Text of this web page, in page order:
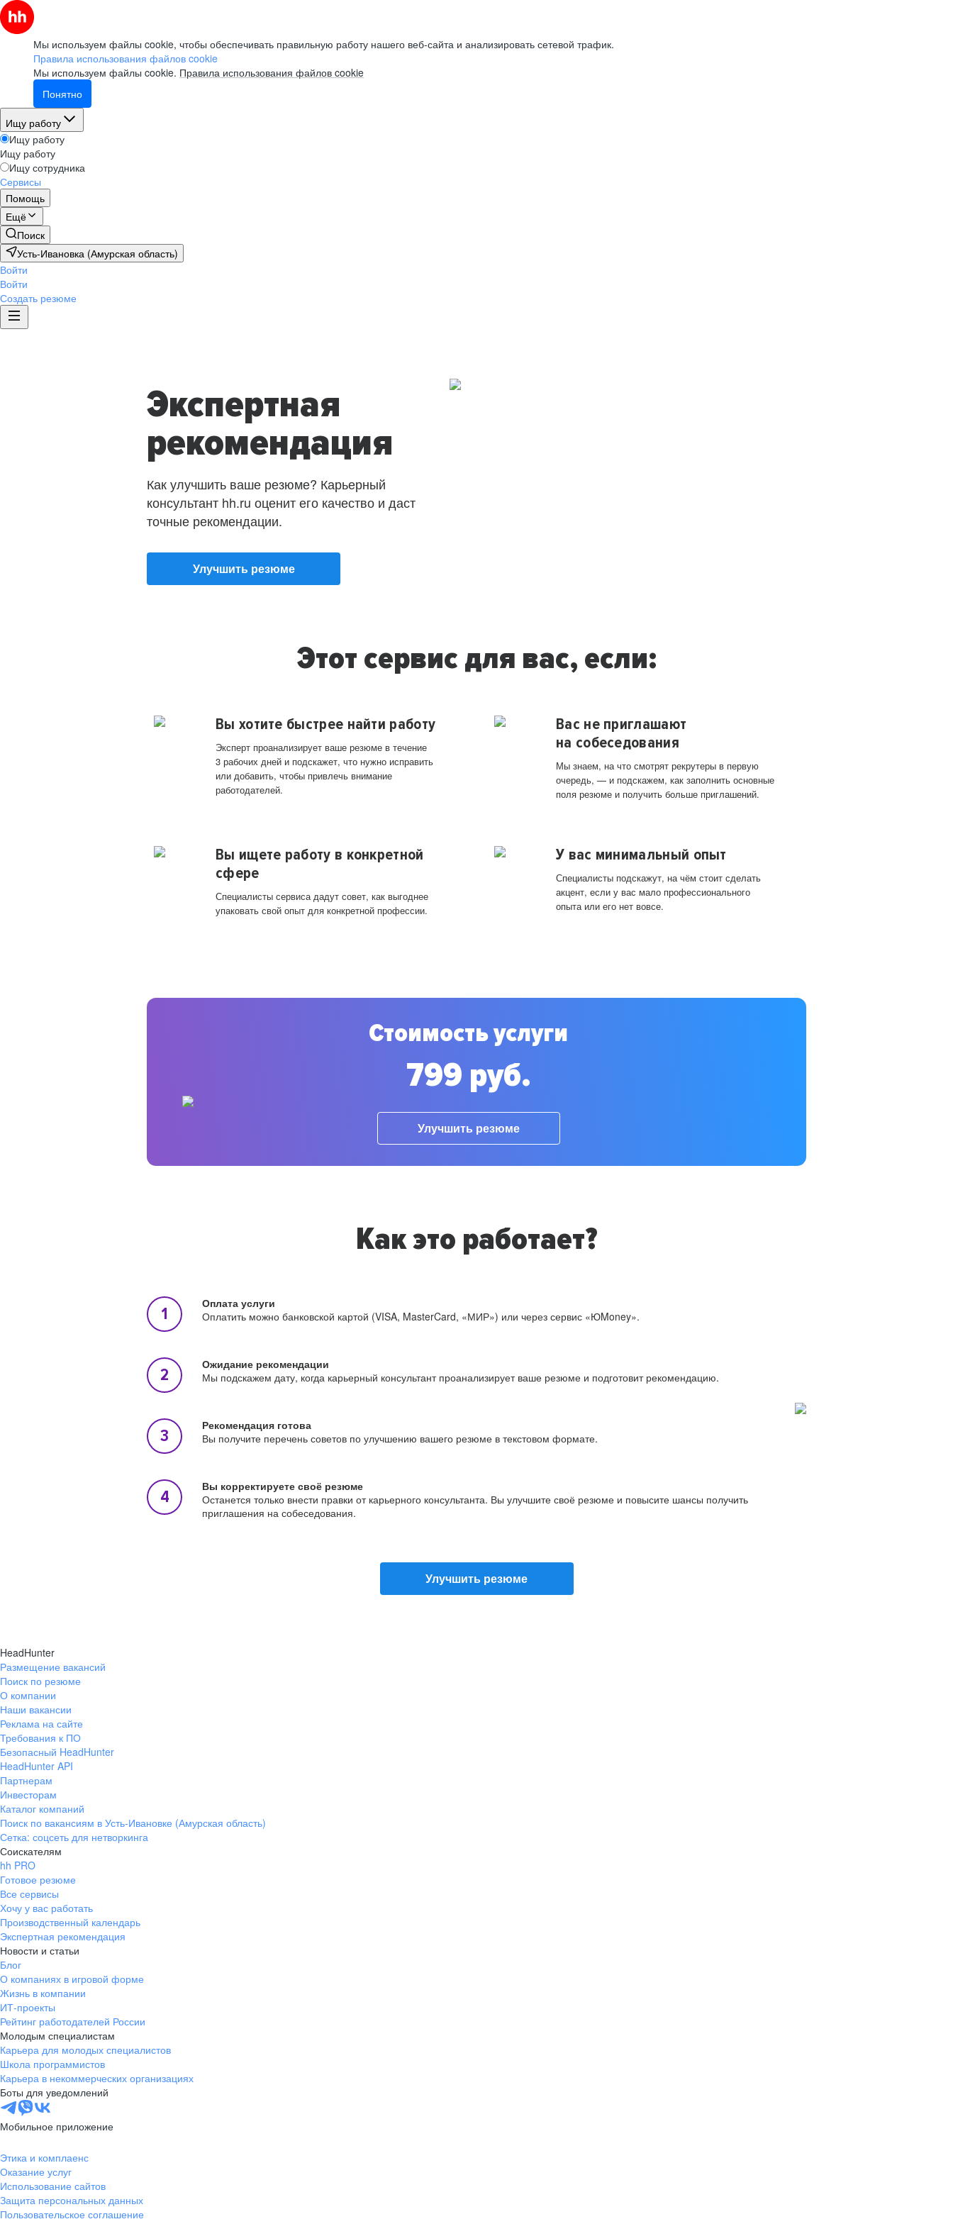
Мы используем файлы cookie, чтобы обеспечивать правильную работу нашего веб-сайта и анализировать сетевой трафик.
Правила использования файлов cookie
Мы используем файлы cookie. Правила использования файлов cookie
Понятно
Ищу работу
Ищу работу
Ищу работу
Ищу сотрудника
Сервисы
Помощь
Ещё
Поиск
Усть-Ивановка (Амурская область)
Войти
Войти
Создать резюме
Экспертная
рекомендация
Как улучшить ваше резюме? Карьерный
консультант hh.ru оценит его качество и даст
точные рекомендации.
Улучшить резюме
Этот сервис для вас, если:
Вы хотите быстрее найти работу
Эксперт проанализирует ваше резюме в течение
3 рабочих дней и подскажет, что нужно исправить
или добавить, чтобы привлечь внимание
работодателей.
Вас не приглашают
на собеседования
Мы знаем, на что смотрят рекрутеры в первую
очередь, — и подскажем, как заполнить основные
поля резюме и получить больше приглашений.
Вы ищете работу в конкретной
сфере
Специалисты сервиса дадут совет, как выгоднее
упаковать свой опыт для конкретной профессии.
У вас минимальный опыт
Специалисты подскажут, на чём стоит сделать
акцент, если у вас мало профессионального
опыта или его нет вовсе.
Стоимость услуги
799 руб.
Улучшить резюме
Как это работает?
Оплата услуги
Оплатить можно банковской картой (VISA, MasterCard, «МИР») или через сервис «ЮMoney».
Ожидание рекомендации
Мы подскажем дату, когда карьерный консультант проанализирует ваше резюме и подготовит рекомендацию.
Рекомендация готова
Вы получите перечень советов по улучшению вашего резюме в текстовом формате.
Вы корректируете своё резюме
Останется только внести правки от карьерного консультанта. Вы улучшите своё резюме и повысите шансы получить
приглашения на собеседования.
Улучшить резюме
HeadHunter
Размещение вакансий
Поиск по резюме
О компании
Наши вакансии
Реклама на сайте
Требования к ПО
Безопасный HeadHunter
HeadHunter API
Партнерам
Инвесторам
Каталог компаний
Поиск по вакансиям в Усть-Ивановке (Амурская область)
Сетка: соцсеть для нетворкинга
Соискателям
hh PRO
Готовое резюме
Все сервисы
Хочу у вас работать
Производственный календарь
Экспертная рекомендация
Новости и статьи
Блог
О компаниях в игровой форме
Жизнь в компании
ИТ-проекты
Рейтинг работодателей России
Молодым специалистам
Карьера для молодых специалистов
Школа программистов
Карьера в некоммерческих организациях
Боты для уведомлений
Мобильное приложение
Этика и комплаенс
Оказание услуг
Использование сайтов
Защита персональных данных
Пользовательское соглашение